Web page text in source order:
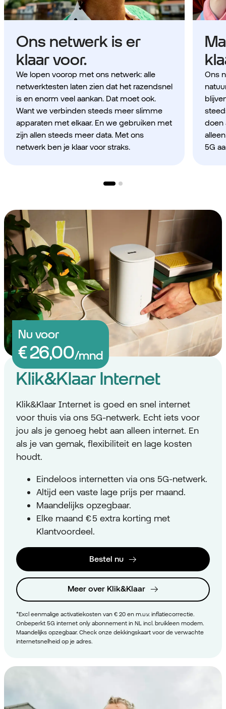
Ons netwerk is er
klaar voor.
We lopen voorop met ons netwerk: alle
netwerktesten laten zien dat het razendsnel
is en enorm veel aankan. Dat moet ook.
Want we verbinden steeds meer slimme
apparaten met elkaar. En we gebruiken met
zijn allen steeds meer data. Met ons
netwerk ben je klaar voor straks.
Ons
doen
5G
Nu voor
Klik&Klaar Internet
Klik&Klaar Internet is goed en snel internet
voor thuis via ons 5G-netwerk. Echt iets voor
jou als je genoeg hebt aan alleen internet. En
als je van gemak, flexibiliteit en lage kosten
houdt.
Eindeloos internetten via ons 5G-netwerk.
Altijd een vaste lage prijs per maand.
Maandelijks opzegbaar.
Elke maand € 5 extra korting met
Klantvoordeel.
Bestel nu
Meer over Klik&Klaar
*Excl eenmalige activatiekosten van € 20 en m.u.v. inflatiecorrectie.
Onbeperkt 5G internet only abonnement in NL incl. bruikleen modem.
Maandelijks opzegbaar. Check onze dekkingskaart voor de verwachte
internetsnelheid op je adres.